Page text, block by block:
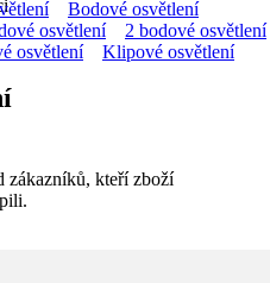
Bodové osvětlení
osvětlení
2 bodové osvětlení
osvětlení Klipové osvětlení
zákazníků, kteří zboží